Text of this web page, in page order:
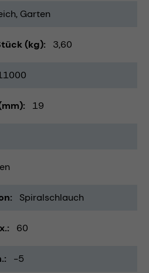
Garten
(kg) 3,60
19
Spiralschlauch
60
-5